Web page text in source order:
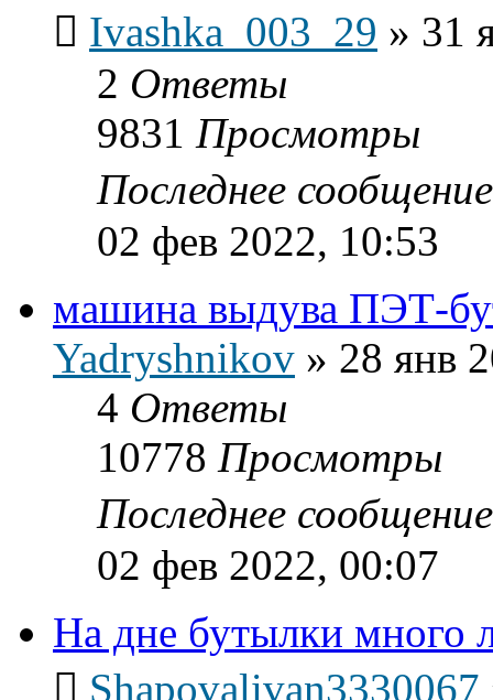
Ivashka_003_29 » 31
2 Ответы
9831 Просмотры
Последнее
02 фев 2022, 10:53
машина выдува ПЭТ-
Yadryshnikov » 28 янв
4 Ответы
10778 Просмотры
Последнее
02 фев 2022, 00:07
На дне бутылки много
Shapovalivan3330067